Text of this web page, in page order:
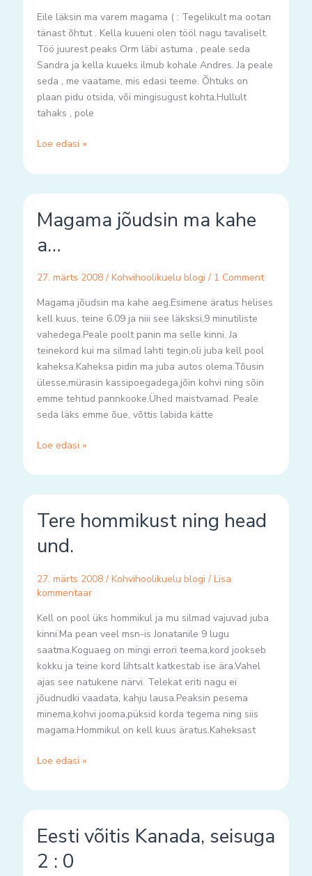
Eile läksin ma varem magama ( : Tegelikult ma ootan
tänast õhtut . Kella kuueni olen tööl nagu tavaliselt.
Töö juurest peaks Orm läbi astuma , peale seda
Sandra ja kella kuueks ilmub kohale Andres. Ja peale
seda , me vaatame, mis edasi teeme. Õhtuks on
plaan pidu otsida, või mingisugust kohta.Hullult
tahaks , pole
Loe edasi »
Magama jõudsin ma kahe
a…
27. märts 2008 / Kohvihoolikuelu blogi / 1 Comment
Magama jõudsin ma kahe aeg.Esimene äratus helises
kell kuus, teine 6.09 ja niii see läksksi,9 minutiliste
vahedega.Peale poolt panin ma selle kinni. Ja
teinekord kui ma silmad lahti tegin,oli juba kell pool
kaheksa.Kaheksa pidin ma juba autos olema.Tõusin
ülesse,mürasin kassipoegadega,jõin kohvi ning sõin
emme tehtud pannkooke.Ühed maistvamad. Peale
seda läks emme õue, võttis labida kätte
jõudsin
kahe
Loe edasi »
Tere hommikust ning head
und.
27. märts 2008 / Kohvihoolikuelu blogi / Lisa
kommentaar
Kell on pool üks hommikul ja mu silmad vajuvad juba
kinni.Ma pean veel msn-is Jonatanile 9 lugu
saatma.Koguaeg on mingi errori teema,kord jookseb
kokku ja teine kord lihtsalt katkestab ise ära.Vahel
ajas see natukene närvi. Telekat eriti nagu ei
jõudnudki vaadata, kahju lausa.Peaksin pesema
minema,kohvi jooma,püksid korda tegema ning siis
magama.Hommikul on kell kuus äratus.Kaheksast
hommikust
head
Loe edasi »
Eesti võitis Kanada, seisuga
2 : 0
võitis
seisuga